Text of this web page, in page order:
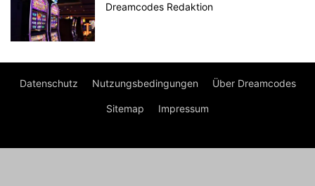
Dreamcodes Redaktion
Datenschutz Nutzungsbedingungen Über Dreamcodes
Sitemap Impressum